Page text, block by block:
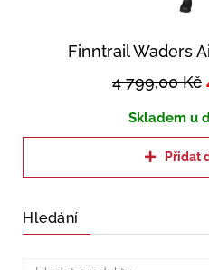
Finntrail Waders
4 799,00Kč
Skladem u
Přidat
Hledání